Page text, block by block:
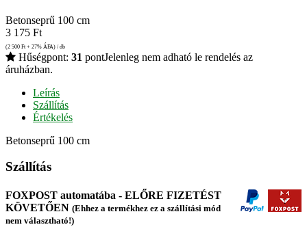
Betonseprű 100 cm
3 175 Ft
(2 500 Ft + 27% ÁFA) / db
Hűségpont: 31 pontJelenleg nem adható le rendelés az
áruházban.
Leírás
Szállítás
Értékelés
Betonseprű 100 cm
Szállítás
FOXPOST automatába - ELŐRE FIZETÉST
KÖVETŐEN (Ehhez a termékhez ez a szállítási mód
nem választható!)